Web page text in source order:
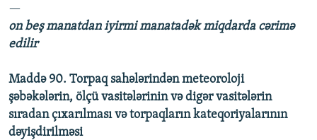
—
on beş manatdan iyirmi manatadək miqdarda cərimə
edilir
Maddə 90. Torpaq sahələrindən meteoroloji
şəbəkələrin, ölçü vasitələrinin və digər vasitələrin
sıradan çıxarılması və torpaqların kateqoriyalarının
dəyişdirilməsi